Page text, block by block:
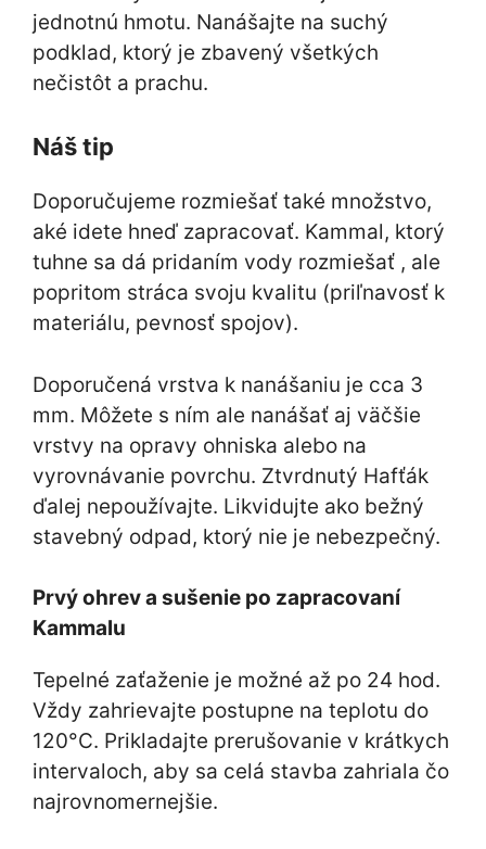
jednotnú hmotu. Nanášajte na suchý
podklad, ktorý je zbavený všetkých
nečistôt a prachu.
Náš tip
Doporučujeme rozmiešať také množstvo,
aké idete hneď zapracovať. Kammal, ktorý
tuhne sa dá pridaním vody rozmiešať , ale
popritom stráca svoju kvalitu (priľnavosť k
materiálu, pevnosť spojov).
Doporučená vrstva k nanášaniu je cca 3
mm. Môžete s ním ale nanášať aj väčšie
vrstvy na opravy ohniska alebo na
vyrovnávanie povrchu. Ztvrdnutý Hafťák
ďalej nepoužívajte. Likvidujte ako bežný
stavebný odpad, ktorý nie je nebezpečný.
Prvý ohrev a sušenie po zapracovaní
Kammalu
Tepelné zaťaženie je možné až po 24 hod.
Vždy zahrievajte postupne na teplotu do
120°C. Prikladajte prerušovanie v krátkych
intervaloch, aby sa celá stavba zahriala čo
najrovnomernejšie.